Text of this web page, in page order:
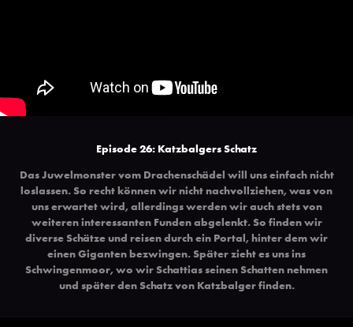
Episode 26: Katzbalgers Schatz
Das Juwelmonster vom Drachenschädel will uns einfach nicht
loslassen. So recht können wir nicht nachvollziehen, was von
uns erwartet wird, allerdings werden wir auch stets von
weiteren interessanten Funden abgelenkt. So finden wir
diverse Schätze und reisen durch ein Portal, hinter dem wir
einen Giganten bezwingen. Später zieht es uns ins
Schwingenmoor, wo wir Schattias seinen Schatten nehmen
und später den Schatz von Katzbalger finden.